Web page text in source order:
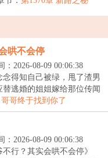
哄不会停
：2026-08-09 00:06:38
得知自己被绿，甩了渣男
逃婚的姐姐嫁给那位传闻
哥终于找到你了
：2026-08-09 00:06:38
行？其实会哄不会停》